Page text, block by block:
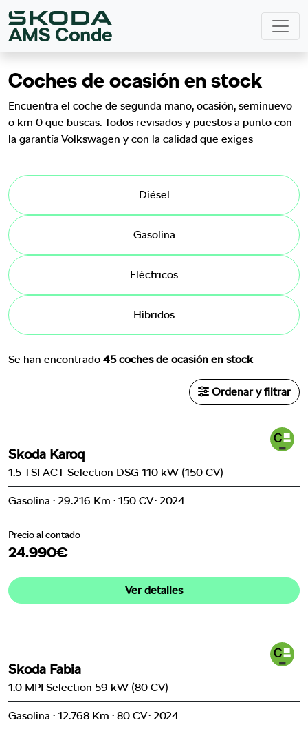
Coches de ocasión en stock
Encuentra el coche de segunda mano, ocasión, seminuevo
o km 0 que buscas. Todos revisados y puestos a punto con
la garantía Volkswagen y con la calidad que exiges
Diésel
Gasolina
Eléctricos
Híbridos
Se han encontrado 45 coches de ocasión en stock
Ordenar y filtrar
Skoda Karoq
1.5 TSI ACT Selection DSG 110 kW (150 CV)
Gasolina · 29.216 Km · 150 CV · 2024
Precio al contado
24.990€
Ver detalles
Skoda Fabia
1.0 MPI Selection 59 kW (80 CV)
Gasolina · 12.768 Km · 80 CV · 2024